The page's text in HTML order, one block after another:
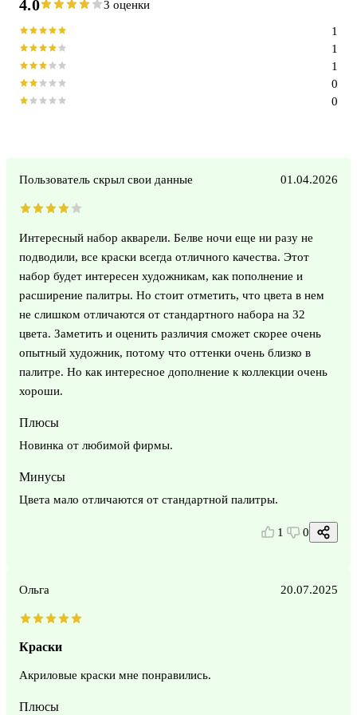
4.0 3 оценки
0
0
1
1
1
Пользователь скрыл свои данные 01.04.2026
Интересный набор акварели. Белве ночи еще ни разу не
подводили, все краски всегда отличного качества. Этот
набор будет интересен художникам, как пополнение и
расширение палитры. Но стоит отметить, что цвета в нем
не слишком отличаются от стандартного набора на 32
цвета. Заметить и оценить различия сможет скорее очень
опытный художник, потому что оттенки очень близко в
палитре. Но как интересное дополнение к коллекции очень
хороши.
Плюсы
Новинка от любимой фирмы.
Минусы
Цвета мало отличаются от стандартной палитры.
1 0
Ольга 20.07.2025
Краски
Акриловые краски мне понравились.
Плюсы